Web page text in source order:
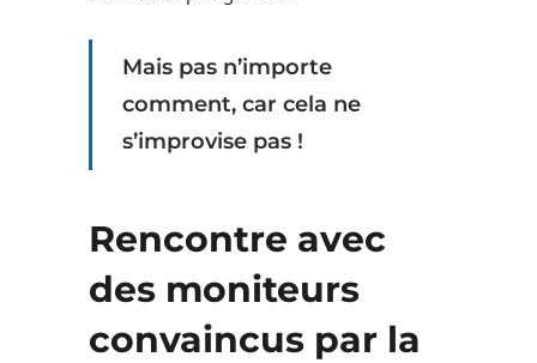
Mais pas n’importe
comment, car cela ne
s’improvise pas !
Rencontre avec
des moniteurs
convaincus par la